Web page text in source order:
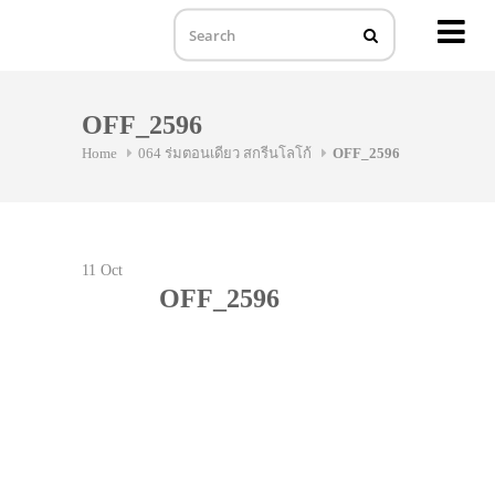
OFF_2596
Home 064 ร่มตอนเดียว สกรีนโลโก้ OFF_2596
11 Oct
OFF_2596